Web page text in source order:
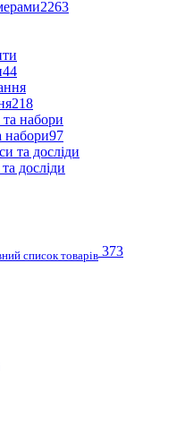
2263
44
218
набори97
досліди
список товарів 373